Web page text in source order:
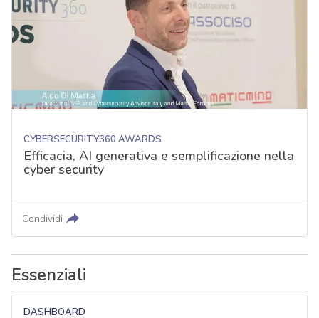
CYBERSECURITY360 AWARDS
Efficacia, AI generativa e semplificazione nella
cyber security
Condividi
Essenziali
DASHBOARD